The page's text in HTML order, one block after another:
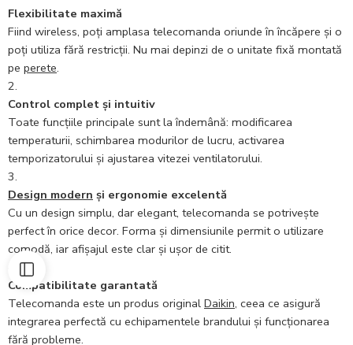
Flexibilitate maximă
Fiind wireless, poți amplasa telecomanda oriunde în încăpere și o
poți utiliza fără restricții. Nu mai depinzi de o unitate fixă montată
pe perete.
Control complet și intuitiv
Toate funcțiile principale sunt la îndemână: modificarea
temperaturii, schimbarea modurilor de lucru, activarea
temporizatorului și ajustarea vitezei ventilatorului.
Design modern și ergonomie excelentă
Cu un design simplu, dar elegant, telecomanda se potrivește
perfect în orice decor. Forma și dimensiunile permit o utilizare
comodă, iar afișajul este clar și ușor de citit.
Compatibilitate garantată
Telecomanda este un produs original Daikin, ceea ce asigură
integrarea perfectă cu echipamentele brandului și funcționarea
fără probleme.